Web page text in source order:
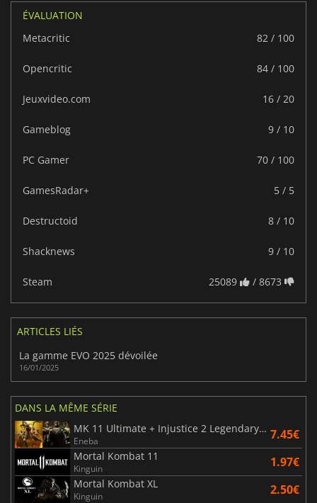
ÉVALUATION
Metacritic
82 / 100
Opencritic 84 / 100
Jeuxvideo.com 16 / 20
Gameblog 9 / 10
PC Gamer 70 / 100
GamesRadar+ 5 / 5
Destructoid 8 / 10
Shacknews 9 / 10
Steam 25089 / 8673
ARTICLES LIÉS
La gamme EVO 2025 dévoilée
16/01/2025
DANS LA MÊME SÉRIE
MK 11 Ultimate + Injustice 2 Legendary Edition
Eneba 7.45€
Mortal Kombat 11
Kinguin 1.97€
Mortal Kombat XL
Kinguin 2.50€